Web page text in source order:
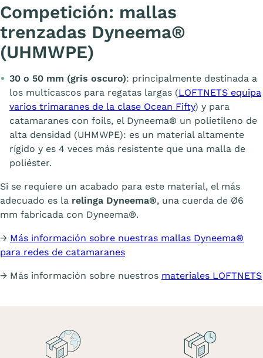
Competición: mallas
trenzadas Dyneema®
(UHMWPE)
30 o 50 mm (gris oscuro): principalmente destinada a
los multicascos para regatas largas (LOFTNETS equipa
varios trimaranes de la clase Ocean Fifty) y para
catamaranes con foils, el Dyneema® un polietileno de
alta densidad (UHMWPE): es un material altamente
rígido y es 4 veces más resistente que una malla de
poliéster.
Si se requiere un acabado para este material, el más
adecuado es la relinga Dyneema®, una cuerda de Ø6
mm fabricada con Dyneema®.
→ Más información sobre nuestras mallas Dyneema®
para redes de catamaranes
→ Más información sobre nuestros materiales LOFTNETS